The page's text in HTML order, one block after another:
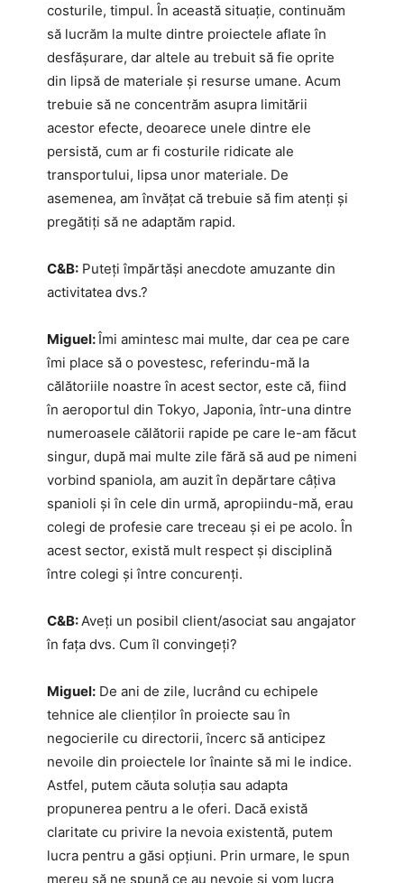
costurile, timpul. În această situație, continuăm
să lucrăm la multe dintre proiectele aflate în
desfășurare, dar altele au trebuit să fie oprite
din lipsă de materiale și resurse umane. Acum
trebuie să ne concentrăm asupra limitării
acestor efecte, deoarece unele dintre ele
persistă, cum ar fi costurile ridicate ale
transportului, lipsa unor materiale. De
asemenea, am învățat că trebuie să fim atenți și
pregătiți să ne adaptăm rapid.
C&B: Puteți împărtăși anecdote amuzante din
activitatea dvs.?
Miguel:Îmi amintesc mai multe, dar cea pe care
îmi place să o povestesc, referindu-mă la
călătoriile noastre în acest sector, este că, fiind
în aeroportul din Tokyo, Japonia, într-una dintre
numeroasele călătorii rapide pe care le-am făcut
singur, după mai multe zile fără să aud pe nimeni
vorbind spaniola, am auzit în depărtare câțiva
spanioli și în cele din urmă, apropiindu-mă, erau
colegi de profesie care treceau și ei pe acolo. În
acest sector, există mult respect și disciplină
între colegi și între concurenți.
C&B:Aveți un posibil client/asociat sau angajator
în fața dvs. Cum îl convingeți?
Miguel: De ani de zile, lucrând cu echipele
tehnice ale clienților în proiecte sau în
negocierile cu directorii, încerc să anticipez
nevoile din proiectele lor înainte să mi le indice.
Astfel, putem căuta soluția sau adapta
propunerea pentru a le oferi. Dacă există
claritate cu privire la nevoia existentă, putem
lucra pentru a găsi opțiuni. Prin urmare, le spun
mereu să ne spună ce au nevoie și vom lucra